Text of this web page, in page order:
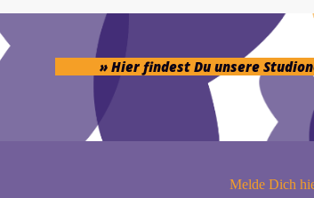
» Hier findest Du unsere
Melde Dich